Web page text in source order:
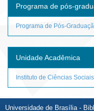
Programa de pós-
Programa de Pós-
Unidade Acadêmica
Instituto de Ciências
Universidade de Brasília -